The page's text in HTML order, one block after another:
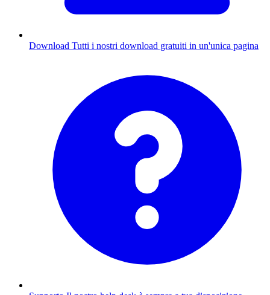
Download Tutti i nostri download gratuiti in un'unica pagina